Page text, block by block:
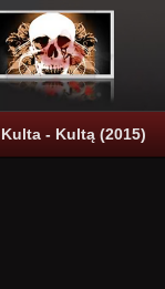
Kulta - Kultą (2015)